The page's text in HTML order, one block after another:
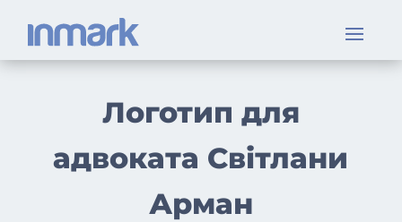
Логотип для
адвоката Світлани
Арман